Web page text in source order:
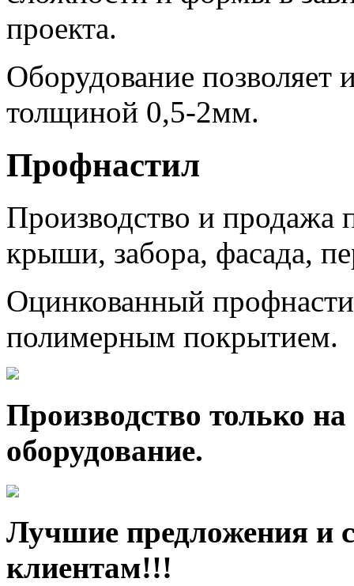
проекта.
Оборудование позволяет
толщиной 0,5-2мм.
Профнастил
Производство и продажа
крыши, забора, фасада,
Оцинкованный
полимерным покрытием.
Производство только
оборудование.
Лучшие предложения и
клиентам!!!